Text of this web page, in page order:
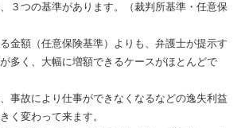
３つの基準があります。（裁判所基準・任意保
金額（任意保険基準）よりも、弁護士が提示す
多く、大幅に増額できるケースがほとんどで
事故により仕事ができなくなるなどの逸失利益
く変わって来ます。